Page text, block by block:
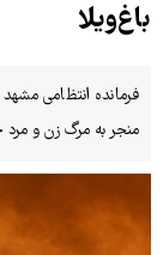
باغ‌ویلا
فرمانده انتظامی
منجر به مرگ زن و